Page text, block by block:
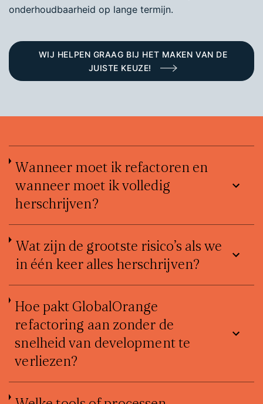
onderhoudbaarheid op lange termijn.
WIJ HELPEN GRAAG BIJ HET MAKEN VAN DE
JUISTE KEUZE!
Wanneer moet ik refactoren en
wanneer moet ik volledig
herschrijven?
Wat zijn de grootste risico’s als we
in één keer alles herschrijven?
Hoe pakt GlobalOrange
refactoring aan zonder de
snelheid van development te
verliezen?